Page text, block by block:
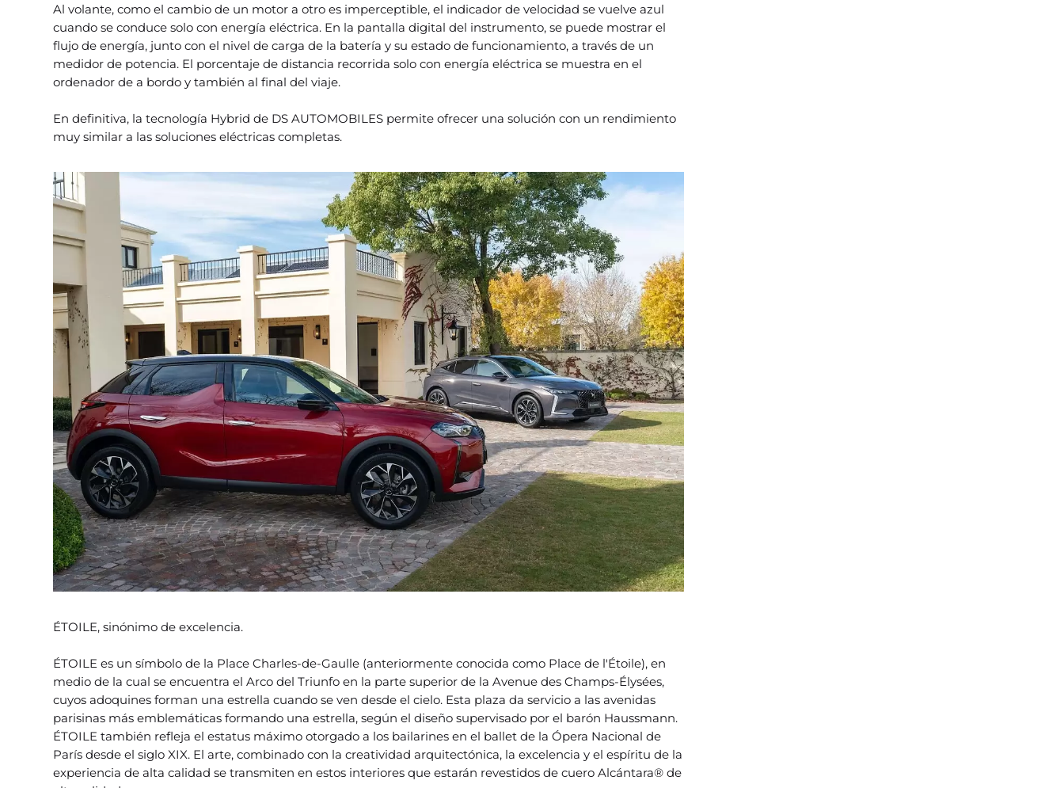
Al volante, como el cambio de un motor a otro es imperceptible, el indicador de velocidad se vuelve azul
cuando se conduce solo con energía eléctrica. En la pantalla digital del instrumento, se puede mostrar el
flujo de energía, junto con el nivel de carga de la batería y su estado de funcionamiento, a través de un
medidor de potencia. El porcentaje de distancia recorrida solo con energía eléctrica se muestra en el
ordenador de a bordo y también al final del viaje.
En definitiva, la tecnología Hybrid de DS AUTOMOBILES permite ofrecer una solución con un rendimiento
muy similar a las soluciones eléctricas completas.
ÉTOILE, sinónimo de excelencia.
ÉTOILE es un símbolo de la Place Charles-de-Gaulle (anteriormente conocida como Place de l'Étoile), en
medio de la cual se encuentra el Arco del Triunfo en la parte superior de la Avenue des Champs-Élysées,
cuyos adoquines forman una estrella cuando se ven desde el cielo. Esta plaza da servicio a las avenidas
parisinas más emblemáticas formando una estrella, según el diseño supervisado por el barón Haussmann.
ÉTOILE también refleja el estatus máximo otorgado a los bailarines en el ballet de la Ópera Nacional de
París desde el siglo XIX. El arte, combinado con la creatividad arquitectónica, la excelencia y el espíritu de la
experiencia de alta calidad se transmiten en estos interiores que estarán revestidos de cuero Alcántara® de